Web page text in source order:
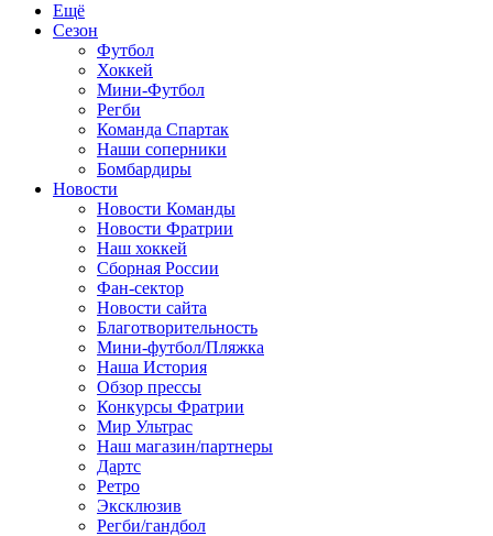
Ещё
Сезон
Футбол
Хоккей
Мини-Футбол
Регби
Команда Спартак
Наши соперники
Бомбардиры
Новости
Новости Команды
Новости Фратрии
Наш хоккей
Сборная России
Фан-cектор
Новости сайта
Благотворительность
Мини-футбол/Пляжка
Наша История
Обзор прессы
Конкурсы Фратрии
Мир Ультрас
Наш магазин/партнеры
Дартс
Ретро
Эксклюзив
Регби/гандбол